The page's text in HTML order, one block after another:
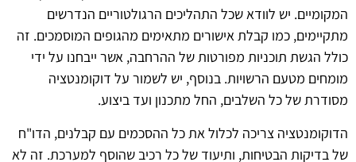
המקומיים. יש לוודא שכל התהליכים הרגולטוריים הנדרשים
מתקיימים, כמו קבלת אישורים מתאימים מהגופים המוסמכים. זה
כולל הגשת תוכניות מפורטות של ההרחבה, אשר ייבחנו על ידי
מומחים מטעם הרשויות. בנוסף, יש לשמור על דוקומנטציה
מסודרת של כל השלבים, החל מתכנון ועד ביצוע.
הדוקומנטציה צריכה לכלול את כל ההסכמים עם קבלנים, הדו"ח
של בדיקות הבטיחות, ותיעוד של כל רכיב שהוסף למערכת. זה לא